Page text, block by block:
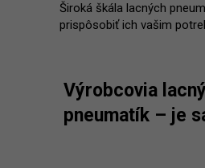
Široká škála lacných
prispôsobiť ich vašim
Výrobcovia
pneumatík – je